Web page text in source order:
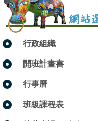
行政組織
開班計畫書
行事曆
班級課程表